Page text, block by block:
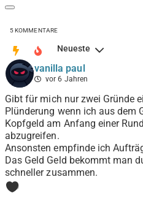
5KOMMENTARE
Neueste
vanilla paul
vor 6 Jahren
Gibt für mich nur zwei Gründe
Plünderung wenn ich aus dem
Kopfgeld am Anfang einer
abzugreifen.
Ansonsten empfinde ich
Das Geld Geld bekommt man
schneller zusammen.
0